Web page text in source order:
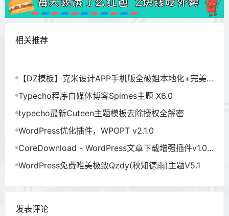
相关推荐
【DZ模板】克米设计APP手机版全破姐本地化+完美
使用
Typecho程序自媒体博客Spimes主题 X6.0
typecho最新Cuteen主题模板去除授权全解密
WordPress优化插件，WPOPT v2.1.0
CoreDownload - WordPress文章下载增强插件v1.0.
WordPress免费唯美极致Qzdy(秋知德雨)主题V5.1
发表评论